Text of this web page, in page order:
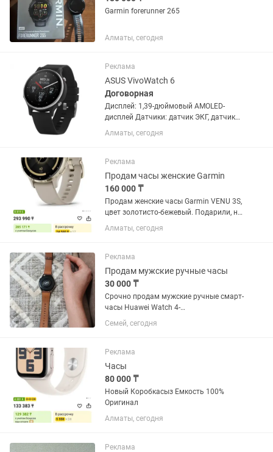
Garmin forerunner 265
Алматы, сегодня
Реклама
ASUS VivoWatch 6
Договорная
Дисплей: 1,39-дюймовый AMOLED-
дисплей Датчики: датчик ЭКГ, датчик
ФПГ, датчик BIA, датчик GPS, датчик
ускорения. Bluetooth 5.0 или более
синхронизации с Android 8 или...
Алматы, сегодня
Реклама
Продам часы женские Garmin
160 000 ₸
Продам женские часы Garmin VENU 3S,
цвет золотисто-бежевый. Подарили, но
так и не подружилась с ними. Стекло в
идеальном состоянии, без царапин.
Алматы, сегодня
Реклама
Продам мужские ручные часы
30 000 ₸
Срочно продам мужские ручные смарт-
часы Huawei Watch 4-
F01.Водонепроницаемые,спортивные и
ударопрочные.В идеальном
.Предоставляю коробку и зарядку
Продам...
Семей, сегодня
Реклама
Часы
80 000 ₸
Новый Коробкасыз Емкость 100%
Оригинал
Алматы, сегодня
Реклама